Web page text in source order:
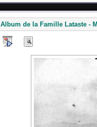
Album de la Famille Lataste -